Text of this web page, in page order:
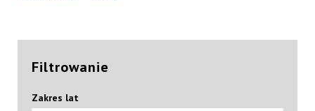
Filtrowanie
Zakres lat